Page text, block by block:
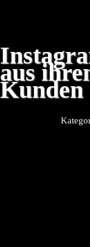
aus
Kunden